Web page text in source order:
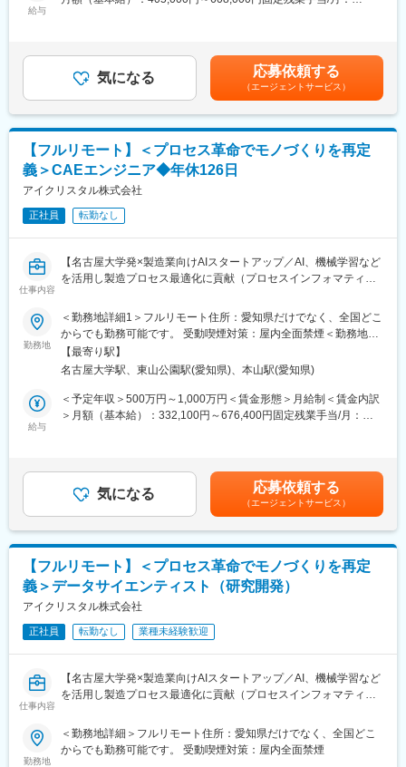
で最適化し、顧客の製品の品質向上やスピード向上、不良率の低
減などに貢献します。
・製造現場のエンジニアとコミュニケーション機会も豊富です。
現場の方から情報を引き出すためコミュニケーション力や課題を
抽出し整理する力が身につきます。
■中途入社者からの声
「前職の経験を活かしながら新しい技術に挑戦できる」「役員と
もフラットに議論できる環境」「自社開発の教育システムで学び
ながらスピード成長」「国家プロジェクトや大手企業との共同研
■フルリモート勤務
どこからでも勤務可能です。実際に隔月出社のペースで働いてい
る社員もいます。
※入社後1か月は社員を知る目的で出社を頂きます。
■当社について
名古屋大学・宇治原研究室の先端研究を基盤に生まれたスタート
アップ企業です。
わずかな実データからデジタルツインを作り、仮想実験で最適条
件を瞬時に導きます。
結果、開発期間は短縮、さらに高品質な製品開発につなげること
■差別化ポイント
仲間はAIエンジニアや大手企業出身者など多彩なメンバーで、資
金調達も完了し、業界のトップランナーとして走り続けていま
す。
国家プロジェクトや大手企業との共同研究も進行中で、日本のも
のづくりに新しい常識を生み出す挑戦を続けています。
給与
給与改定：年2回（１月、７月）■賞与：年2回（3月、9月）賃金
はあくまでも目安の金額であり、選考を通じて上下する可能性が
あります。月給(月額)は固定手当を含めた表記です。
気になる 応募依頼する
（エージェントサービス）
【フルリモート】＜プロセス革命でモノづくりを再定
義＞CAEエンジニア◆年休126日
アイクリスタル株式会社
正社員 転勤なし
仕事内容
【名古屋大学発×製造業向けAIスタートアップ／AI、機械学習など
を活用し製造プロセス最適化に貢献（プロセスインフォマティク
■業務内容
・製造業のクライアントからいただく現場の各種データを用い
て、シミュレーション解析業務をご担当頂きます。
・シミュレーションを有効活用し、試作や製造工程を短縮し歩留
まり向上に貢献頂きます。
・オープンソースCAEのソルバー開発
・CAEや物理ドメインに関するリサーチ
■業務の魅力
・CAE解析にAIを組み合わせたソリューションの経験を積むこと
が可能です。
・クライアントの製造現場のエンジニアの方々とのコミュニケー
ション機会も豊富です。現場の方から情報を引き出すためのコミ
■中途入社者からの声
もフラットに議論できる」「自社開発の教育システムで学びなが
らスピード成長」「国家プロジェクトや大手企業との共同研究に
■フルリモート勤務
勤務地
＜勤務地詳細1＞フルリモート住所：愛知県だけでなく、全国どこ
からでも勤務可能です。 受動喫煙対策：屋内全面禁煙＜勤務地詳
細2＞本社住所：愛知県名古屋市千種区不老町1 名古屋大学 TOIC
受動喫煙対策：屋内全面禁煙
【最寄り駅】
名古屋大学駅、東山公園駅(愛知県)、本山駅(愛知県)
給与
＜予定年収＞500万円～1,000万円＜賃金形態＞月給制＜賃金内訳
＞月額（基本給）：332,100円～676,400円固定残業手当/月：
給与改定：年2回（1月、7月）■賞与：年2回（3月、9月）賃金は
あくまでも目安の金額であり、選考を通じて上下する可能性があ
ります。月給(月額)は固定手当を含めた表記です。
気になる 応募依頼する
（エージェントサービス）
【フルリモート】＜プロセス革命でモノづくりを再定
義＞データサイエンティスト（研究開発）
アイクリスタル株式会社
正社員 転勤なし 業種未経験歓迎
仕事内容
【名古屋大学発×製造業向けAIスタートアップ／AI、機械学習など
を活用し製造プロセス最適化に貢献（プロセスインフォマティク
■業務内容
機械学習や統計学、数理最適化を駆使して製造業における課題解
勤務地
＜勤務地詳細＞フルリモート住所：愛知県だけでなく、全国どこ
からでも勤務可能です。 受動喫煙対策：屋内全面禁煙